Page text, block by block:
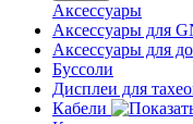
Аксессуары
Аксессуары для
Аксессуары для
Буссоли
Дисплеи для
Кабели